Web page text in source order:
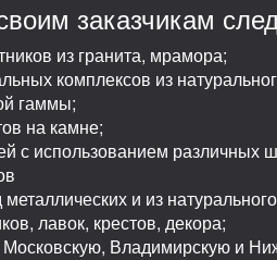
заказчикам
из гранита, мрамора;
комплексов из
гаммы;
на камне;
с использованием различных
металлических и из
лавок, крестов, декора;
Московскую, Владимирскую и